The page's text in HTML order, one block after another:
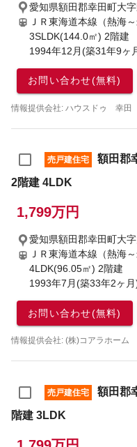
愛知県額田郡幸田町大
ＪＲ東海道本線（熱海
3SLDK(144.0㎡) 2階建
1994年12月(築31年9ヶ
お問い合わせ(無料)
情報提供会社: ハウスドゥ 幸田
売戸建住宅
額田郡
2階建 4LDK
1,799万円
愛知県額田郡幸田町大
ＪＲ東海道本線（熱海
4LDK(96.05㎡) 2階建
1993年7月(築33年2ヶ月
お問い合わせ(無料)
情報提供会社: (株)コアラホーム
売戸建住宅
額田郡
階建 3LDK